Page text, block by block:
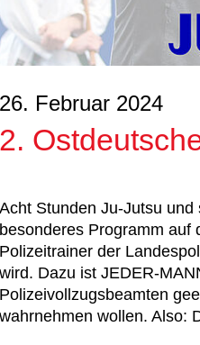
26. Februar 2024
2.
Acht Stunden Ju-Jutsu
besonderes Programm auf
Polizeitrainer der
wird. Dazu ist JEDER-
Polizeivollzugsbeamten
wahrnehmen wollen. Also: